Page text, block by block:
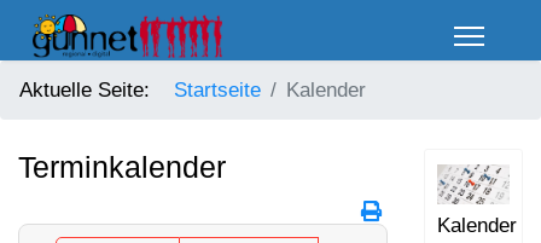
Aktuelle Seite: Startseite Kalender
Terminkalender
Kalender